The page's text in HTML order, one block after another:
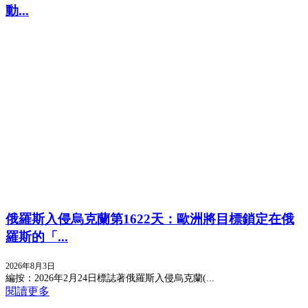
動...
俄羅斯入侵烏克蘭第1622天：歐洲將目標鎖定在俄
羅斯的「...
2026年8月3日
編按：2026年2月24日標誌著俄羅斯入侵烏克蘭(...
閱讀更多